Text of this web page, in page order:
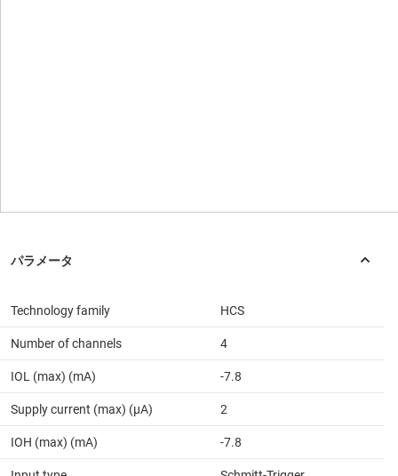
Technology family HCS
Number of channels 4
IOL (max) (mA) -7.8
Supply current (max) (µA) 2
IOH (max) (mA) -7.8